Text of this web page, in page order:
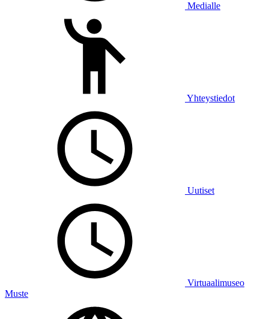
Medialle
Yhteystiedot
Uutiset
Virtuaalimuseo
Muste